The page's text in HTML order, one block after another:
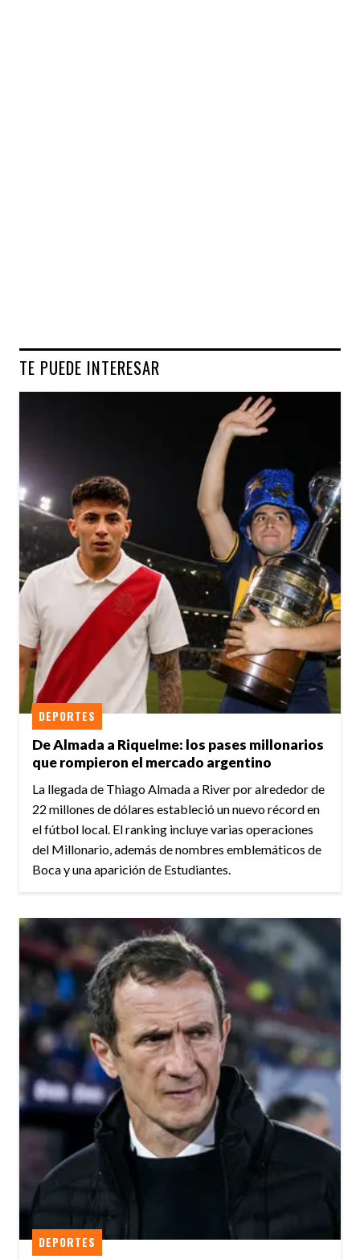
TE PUEDE INTERESAR
De Almada a Riquelme: los pases millonarios
que rompieron el mercado argentino
DEPORTES
La llegada de Thiago Almada a River por alrededor de
22 millones de dólares estableció un nuevo récord en
el fútbol local. El ranking incluye varias operaciones
del Millonario, además de nombres emblemáticos de
Boca y una aparición de Estudiantes.
DEPORTES